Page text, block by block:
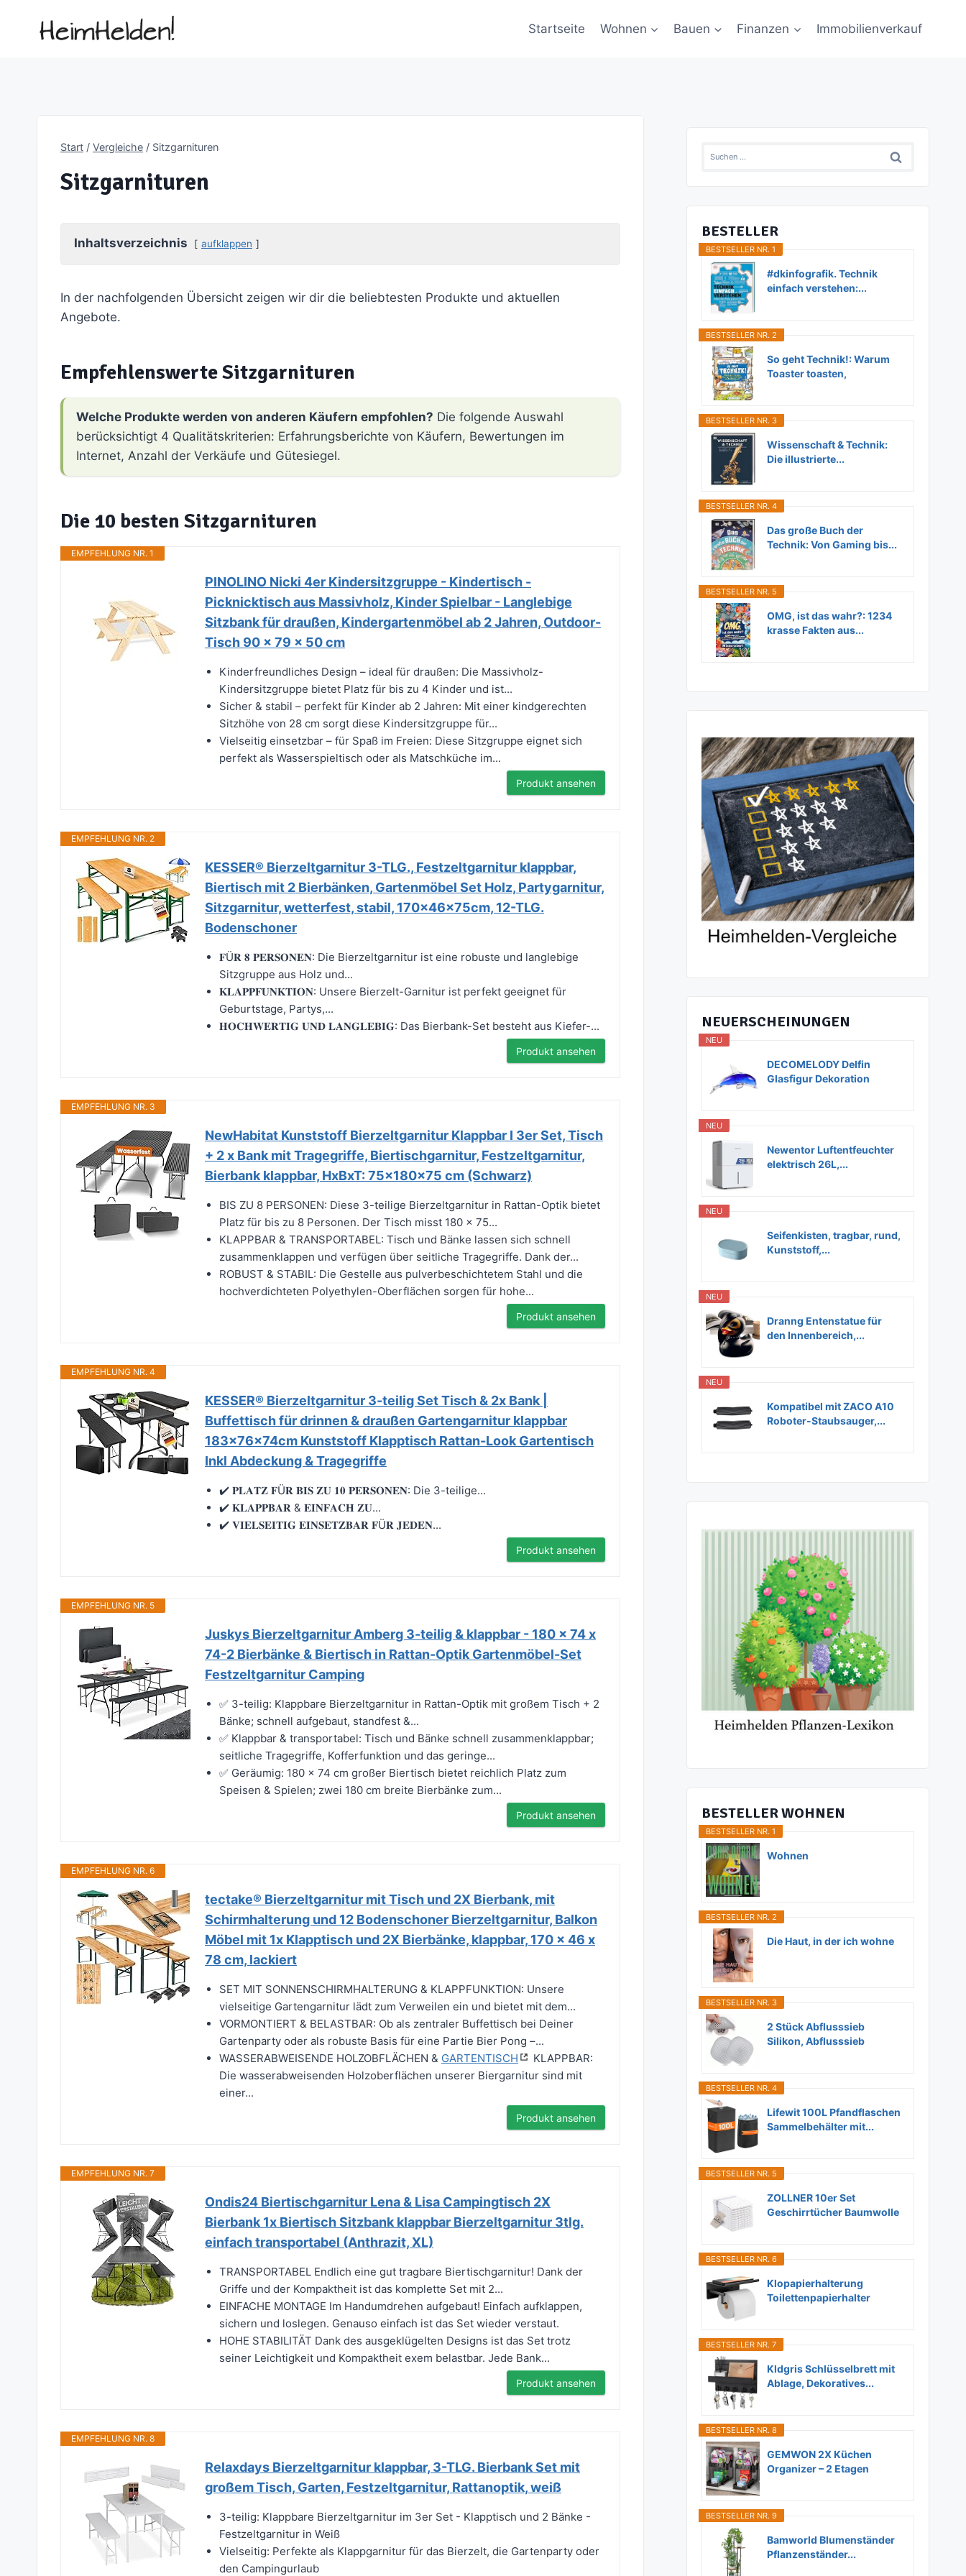
Startseite Wohnen Bauen Finanzen Immobilienverkauf
Start / Vergleiche / Sitzgarnituren
Sitzgarnituren
Inhaltsverzeichnis aufklappen
In der nachfolgenden Übersicht zeigen wir dir die beliebtesten Produkte und aktuellen
Angebote.
Empfehlenswerte Sitzgarnituren
Welche Produkte werden von anderen Käufern empfohlen? Die folgende Auswahl
berücksichtigt 4 Qualitätskriterien: Erfahrungsberichte von Käufern, Bewertungen im
Internet, Anzahl der Verkäufe und Gütesiegel.
Die 10 besten Sitzgarnituren
EMPFEHLUNG NR. 1
PINOLINO Nicki 4er Kindersitzgruppe - Kindertisch -
Picknicktisch aus Massivholz, Kinder Spielbar - Langlebige
Sitzbank für draußen, Kindergartenmöbel ab 2 Jahren, Outdoor-
Tisch 90 x 79 x 50 cm
Kinderfreundliches Design – ideal für draußen: Die Massivholz-
Kindersitzgruppe bietet Platz für bis zu 4 Kinder und ist...
Sicher & stabil – perfekt für Kinder ab 2 Jahren: Mit einer kindgerechten
Sitzhöhe von 28 cm sorgt diese Kindersitzgruppe für...
Vielseitig einsetzbar – für Spaß im Freien: Diese Sitzgruppe eignet sich
perfekt als Wasserspieltisch oder als Matschküche im...
Produkt ansehen
EMPFEHLUNG NR. 2
KESSER® Bierzeltgarnitur 3-TLG., Festzeltgarnitur klappbar,
Biertisch mit 2 Bierbänken, Gartenmöbel Set Holz, Partygarnitur,
Sitzgarnitur, wetterfest, stabil, 170x46x75cm, 12-TLG.
Bodenschoner
𝐅Ü𝐑 𝟖 𝐏𝐄𝐑𝐒𝐎𝐍𝐄𝐍: Die Bierzeltgarnitur ist eine robuste und langlebige
Sitzgruppe aus Holz und...
𝐊𝐋𝐀𝐏𝐏𝐅𝐔𝐍𝐊𝐓𝐈𝐎𝐍: Unsere Bierzelt-Garnitur ist perfekt geeignet für
Geburtstage, Partys,...
𝐇𝐎𝐂𝐇𝐖𝐄𝐑𝐓𝐈𝐆 𝐔𝐍𝐃 𝐋𝐀𝐍𝐆𝐋𝐄𝐁𝐈𝐆: Das Bierbank-Set besteht aus Kiefer-...
Produkt ansehen
EMPFEHLUNG NR. 3
NewHabitat Kunststoff Bierzeltgarnitur Klappbar I 3er Set, Tisch
+ 2 x Bank mit Tragegriffe, Biertischgarnitur, Festzeltgarnitur,
Bierbank klappbar, HxBxT: 75x180x75 cm (Schwarz)
BIS ZU 8 PERSONEN: Diese 3-teilige Bierzeltgarnitur in Rattan-Optik bietet
Platz für bis zu 8 Personen. Der Tisch misst 180 x 75...
KLAPPBAR & TRANSPORTABEL: Tisch und Bänke lassen sich schnell
zusammenklappen und verfügen über seitliche Tragegriffe. Dank der...
ROBUST & STABIL: Die Gestelle aus pulverbeschichtetem Stahl und die
hochverdichteten Polyethylen-Oberflächen sorgen für hohe...
Produkt ansehen
EMPFEHLUNG NR. 4
KESSER® Bierzeltgarnitur 3-teilig Set Tisch & 2x Bank |
Buffettisch für drinnen & draußen Gartengarnitur klappbar
183x76x74cm Kunststoff Klapptisch Rattan-Look Gartentisch
Inkl Abdeckung & Tragegriffe
✔️ 𝐏𝐋𝐀𝐓𝐙 𝐅Ü𝐑 𝐁𝐈𝐒 𝐙𝐔 𝟏𝟎 𝐏𝐄𝐑𝐒𝐎𝐍𝐄𝐍: Die 3-teilige...
✔️ 𝐊𝐋𝐀𝐏𝐏𝐁𝐀𝐑 & 𝐄𝐈𝐍𝐅𝐀𝐂𝐇 𝐙𝐔...
✔️ 𝐕𝐈𝐄𝐋𝐒𝐄𝐈𝐓𝐈𝐆 𝐄𝐈𝐍𝐒𝐄𝐓𝐙𝐁𝐀𝐑 𝐅Ü𝐑 𝐉𝐄𝐃𝐄𝐍...
Produkt ansehen
EMPFEHLUNG NR. 5
Juskys Bierzeltgarnitur Amberg 3-teilig & klappbar - 180 x 74 x
74-2 Bierbänke & Biertisch in Rattan-Optik Gartenmöbel-Set
Festzeltgarnitur Camping
✅ 3-teilig: Klappbare Bierzeltgarnitur in Rattan-Optik mit großem Tisch + 2
Bänke; schnell aufgebaut, standfest &...
✅ Klappbar & transportabel: Tisch und Bänke schnell zusammenklappbar;
seitliche Tragegriffe, Kofferfunktion und das geringe...
✅ Geräumig: 180 x 74 cm großer Biertisch bietet reichlich Platz zum
Speisen & Spielen; zwei 180 cm breite Bierbänke zum...
Produkt ansehen
EMPFEHLUNG NR. 6
tectake® Bierzeltgarnitur mit Tisch und 2X Bierbank, mit
Schirmhalterung und 12 Bodenschoner Bierzeltgarnitur, Balkon
Möbel mit 1x Klapptisch und 2X Bierbänke, klappbar, 170 x 46 x
78 cm, lackiert
SET MIT SONNENSCHIRMHALTERUNG & KLAPPFUNKTION: Unsere
vielseitige Gartengarnitur lädt zum Verweilen ein und bietet mit dem...
VORMONTIERT & BELASTBAR: Ob als zentraler Buffettisch bei Deiner
Gartenparty oder als robuste Basis für eine Partie Bier Pong –...
WASSERABWEISENDE HOLZOBFLÄCHEN & GARTENTISCH
KLAPPBAR:
Die wasserabweisenden Holzoberflächen unserer Biergarnitur sind mit
einer...
Produkt ansehen
EMPFEHLUNG NR. 7
Ondis24 Biertischgarnitur Lena & Lisa Campingtisch 2X
Bierbank 1x Biertisch Sitzbank klappbar Bierzeltgarnitur 3tlg.
einfach transportabel (Anthrazit, XL)
TRANSPORTABEL Endlich eine gut tragbare Biertischgarnitur! Dank der
Griffe und der Kompaktheit ist das komplette Set mit 2...
EINFACHE MONTAGE Im Handumdrehen aufgebaut! Einfach aufklappen,
sichern und loslegen. Genauso einfach ist das Set wieder verstaut.
HOHE STABILITÄT Dank des ausgeklügelten Designs ist das Set trotz
seiner Leichtigkeit und Kompaktheit exem belastbar. Jede Bank...
Produkt ansehen
EMPFEHLUNG NR. 8
Relaxdays Bierzeltgarnitur klappbar, 3-TLG. Bierbank Set mit
großem Tisch, Garten, Festzeltgarnitur, Rattanoptik, weiß
3-teilig: Klappbare Bierzeltgarnitur im 3er Set - Klapptisch und 2 Bänke -
Festzeltgarnitur in Weiß
Vielseitig: Perfekte als Klappgarnitur für das Bierzelt, die Gartenparty oder
den Campingurlaub
Suchen
BESTELLER
BESTSELLER NR. 1
#dkinfografik. Technik
einfach verstehen:...
BESTSELLER NR. 2
So geht Technik!: Warum
Toaster toasten,
BESTSELLER NR. 3
Wissenschaft & Technik:
Die illustrierte...
BESTSELLER NR. 4
Das große Buch der
Technik: Von Gaming bis...
BESTSELLER NR. 5
OMG, ist das wahr?: 1234
krasse Fakten aus...
NEUERSCHEINUNGEN
NEU
DECOMELODY Delfin
Glasfigur Dekoration
NEU
Newentor Luftentfeuchter
elektrisch 26L,...
NEU
Seifenkisten, tragbar, rund,
Kunststoff,...
NEU
Dranng Entenstatue für
den Innenbereich,...
NEU
Kompatibel mit ZACO A10
Roboter-Staubsauger,...
BESTELLER WOHNEN
BESTSELLER NR. 1
Wohnen
BESTSELLER NR. 2
Die Haut, in der ich wohne
BESTSELLER NR. 3
2 Stück Abflusssieb
Silikon, Abflusssieb
BESTSELLER NR. 4
Lifewit 100L Pfandflaschen
Sammelbehälter mit...
BESTSELLER NR. 5
ZOLLNER 10er Set
Geschirrtücher Baumwolle
BESTSELLER NR. 6
Klopapierhalterung
Toilettenpapierhalter
BESTSELLER NR. 7
Kldgris Schlüsselbrett mit
Ablage, Dekoratives...
BESTSELLER NR. 8
GEMWON 2X Küchen
Organizer – 2 Etagen
BESTSELLER NR. 9
Bamworld Blumenständer
Pflanzenständer...